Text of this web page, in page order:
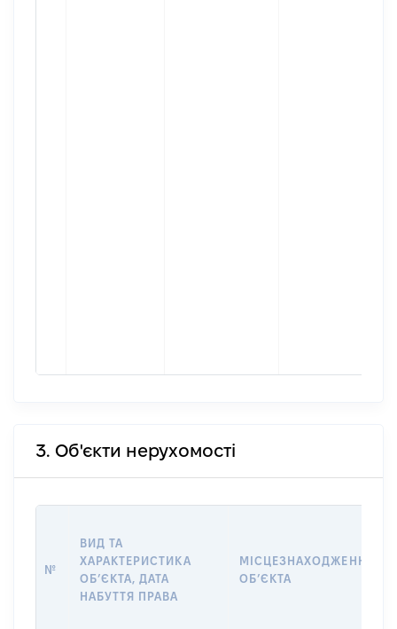
3. Об'єкти нерухомості
№
ВИД ТА
ХАРАКТЕРИСТИКА
ОБʼЄКТА, ДАТА
НАБУТТЯ ПРАВА
МІСЦЕЗНАХОДЖЕННЯ
ОБʼЄКТА